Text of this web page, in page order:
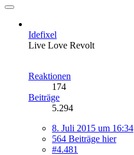
Idefixel
Live Love Revolt
Reaktionen
174
Beiträge
5.294
8. Juli 2015 um 16:34
564 Beiträge hier
#4.481